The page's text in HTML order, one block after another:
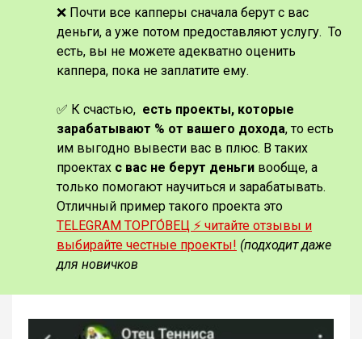
❌ Почти все капперы сначала берут с вас
деньги, а уже потом предоставляют услугу. То
есть, вы не можете адекватно оценить
каппера, пока не заплатите ему.
✅ К счастью, есть проекты, которые
зарабатывают % от вашего дохода, то есть
им выгодно вывести вас в плюс. В таких
проектах с вас не берут деньги вообще, а
только помогают научиться и зарабатывать.
Отличный пример такого проекта это
TELEGRAM ТОРГО́ВЕЦ ⚡️ читайте отзывы и
выбирайте честные проекты! (подходит даже
для новичков